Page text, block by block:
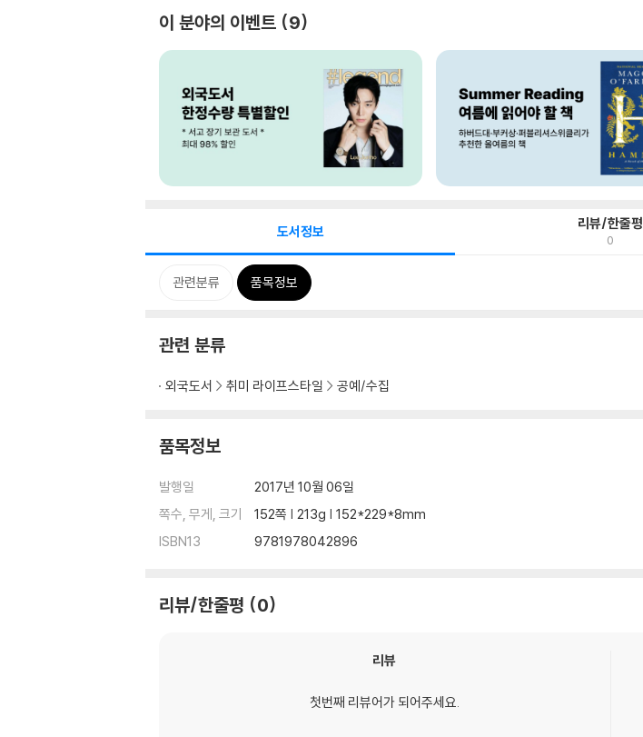
이 분야의 이벤트 9
도서정보 리뷰/한줄평
0
관련분류 품목정보
관련 분류
외국도서 취미 라이프스타일 공예/수집
품목정보
발행일
2017년 10월 06일
쪽수, 무게, 크기
152쪽 | 213g | 152*229*8mm
ISBN13
9781978042896
리뷰/한줄평 0
리뷰
첫번째 리뷰어가 되어주세요.